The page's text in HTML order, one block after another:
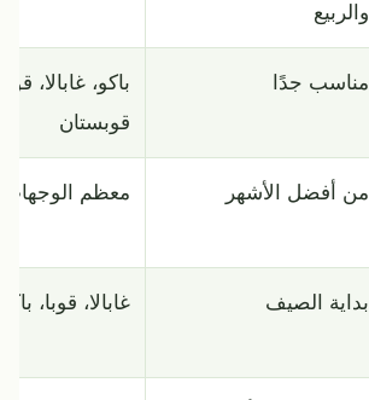
والربيع
مناسب جدًا
باكو، غابالا،
قوبستان
من أفضل الأشهر معظم الوجهات
بداية الصيف غابالا، قوبا،